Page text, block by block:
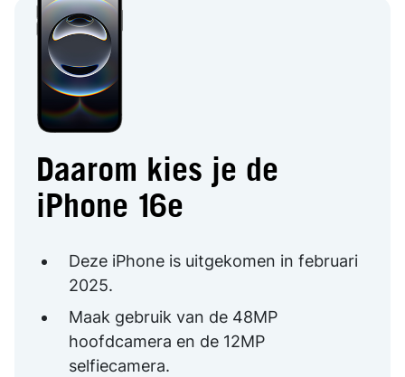
Daarom kies je de
iPhone 16e
Deze iPhone is uitgekomen in februari
2025.
Maak gebruik van de 48MP
hoofdcamera en de 12MP
selfiecamera.